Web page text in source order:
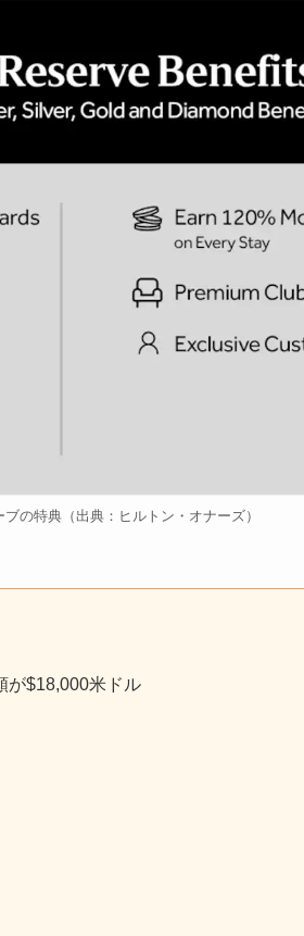
の特典（出典：ヒルトン・オナーズ）
が$18,000米ドル